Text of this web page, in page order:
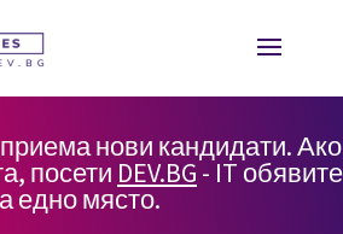
нови кандидати. Ако
посети DEV.BG - IT обявите
едно място.